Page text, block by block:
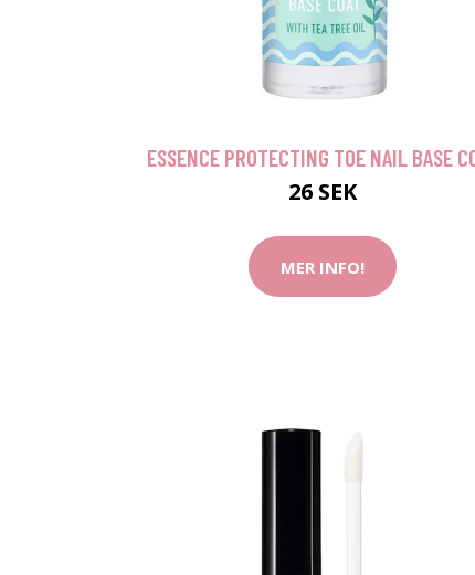
ESSENCE PROTECTING TOE NAIL BASE
26 SEK
MER INFO!